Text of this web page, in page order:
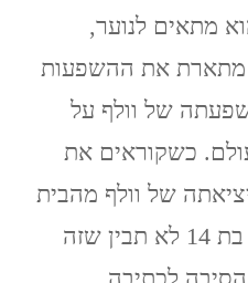
מתאים לנוער,
מתארת את ההשפעות
של וולף על
כשקוראים את
של וולף מהבית
כדי לקנות עיפרון, נערה בת 14 לא תבין שזה